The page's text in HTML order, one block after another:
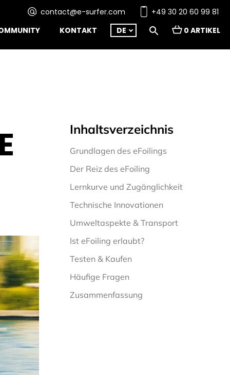
contact@e-surfer.com
+49 30 20 60 99 81
KONTAKT DE 0 ARTIKEL
Inhaltsverzeichnis
Grundlagen des eFoilings
Der Reiz des eFoiling
Lernkurve und Zugänglichkeit
Technische Innovationen
Umweltaspekte & Transport
Ist eFoiling erlaubt?
Testen & Kaufen
Häufige Fragen
Zusammenfassung